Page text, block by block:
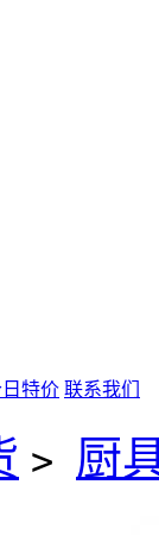
特价 联系我们
> 厨